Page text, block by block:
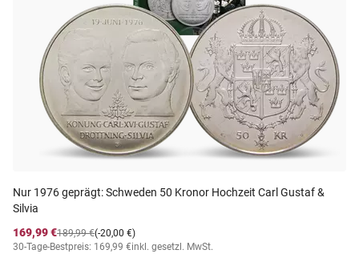
Nur 1976 geprägt: Schweden 50 Kronor Hochzeit Carl Gustaf &
Silvia
169,99 €
(-20,00 €)
189,99 €
30-Tage-Bestpreis: 169,99 €inkl. gesetzl. MwSt.